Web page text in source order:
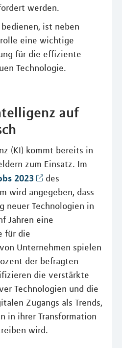
werden.
ist neben
eine wichtige
für die effiziente
Technologie.
auf
(KI) kommt bereits in
zum Einsatz. Im
2023
des
wird angegeben, dass
neuer Technologien in
Jahren eine
für die
Unternehmen spielen
der befragten
die verstärkte
Technologien und die
Zugangs als Trends,
in ihrer Transformation
wird.